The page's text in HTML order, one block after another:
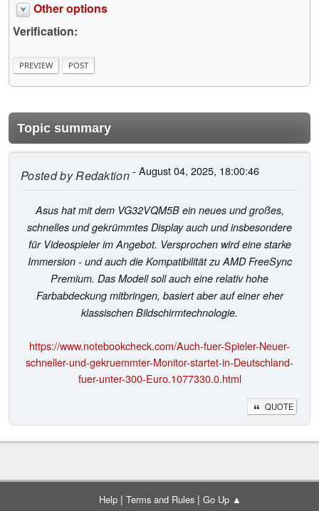
Other options
Verification:
Topic summary
Posted byRedaktion- August 04, 2025, 18:00:46
Asus hat mit dem VG32VQM5B ein neues und großes,
schnelles und gekrümmtes Display auch und insbesondere
für Videospieler im Angebot. Versprochen wird eine starke
Immersion - und auch die Kompatibilität zu AMD FreeSync
Premium. Das Modell soll auch eine relativ hohe
Farbabdeckung mitbringen, basiert aber auf einer eher
klassischen Bildschirmtechnologie.
https://www.notebookcheck.com/Auch-fuer-Spieler-Neuer-
schneller-und-gekruemmter-Monitor-startet-in-Deutschland-
fuer-unter-300-Euro.1077330.0.html
QUOTE
Help | Terms and Rules | Go Up ▲